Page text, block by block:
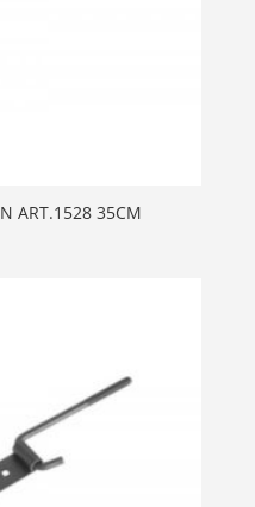
ART.1528 35CM